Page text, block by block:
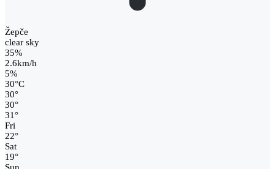
Žepče
clear sky
35%
2.6km/h
5%
30°C
30°
30°
31°
Fri
22°
Sat
19°
Sun